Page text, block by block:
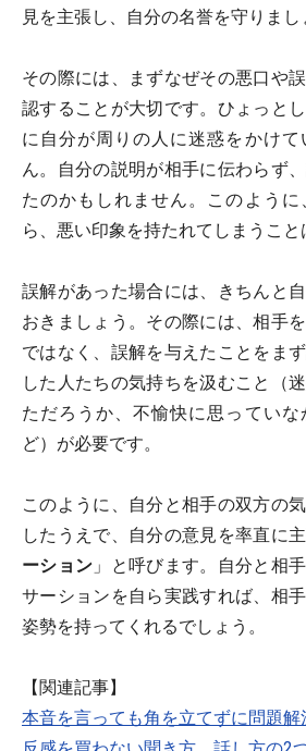
見を主張し、自分の名誉を守りまし
その際には、まずなぜその悪口や
認することが大切です。ひょっと
に自分が周りの人に迷惑をかけ
ん。自分の説明が相手に伝わらず
たのかもしれません。このよう
ら、悪い印象を持たれてしまうこと
誤解があった場合には、きちんと
おきましょう。その際には、相手
ではなく、誤解を与えたことをま
した人たちの気持ちを汲むこと（
ただろうか、不愉快に思ってい
ど）が必要です。
このように、自分と相手の双方の
したうえで、自分の意見を率直に
ーション 」と呼びます。自分と相
サーションを自ら実践すれば、相
姿勢を持ってくれるでしょう。
【関連記事】
本音を言っても角を立てずに問題